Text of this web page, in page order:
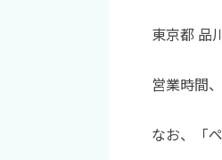
東京都 品
営業時間
なお、「